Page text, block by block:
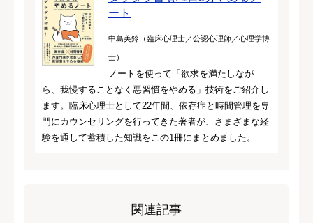
ート
中島美鈴（臨床心理士／公認心理師／心理学博
士）
ノートを使って「欲求を満たしなが
ら、我慢することなく悪習慣をやめる」技術をご紹介し
ます。臨床心理士として22年間、依存症と時間管理を専
門にカウンセリングを行ってきた著者が、さまざまな経
験を通して蓄積した知識をこの1冊にまとめました。
関連記事